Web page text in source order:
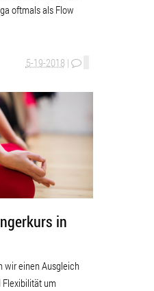
oftmals als Flow
5-19-2018 |
in
wir einen Ausgleich
um